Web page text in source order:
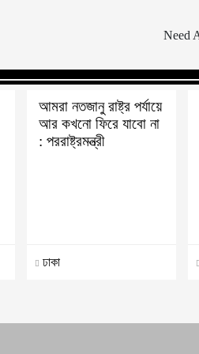
আমরা নতজানু রাষ্ট্র পর্যায়ে
আর কখনো ফিরে যাবো না
: পররাষ্ট্রমন্ত্রী
ঢাকা